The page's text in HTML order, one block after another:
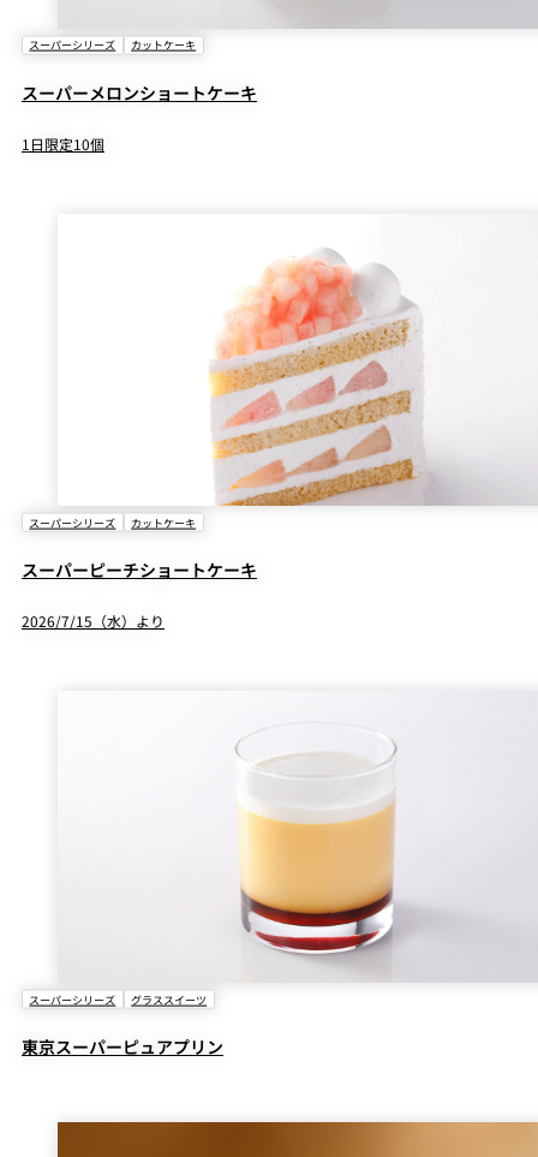
スーパーシリーズ カットケーキ
スーパーメロンショートケーキ
1日限定10個
スーパーシリーズ カットケーキ
スーパーピーチショートケーキ
2026/7/15（水）より
スーパーシリーズ グラススイーツ
東京スーパーピュアプリン